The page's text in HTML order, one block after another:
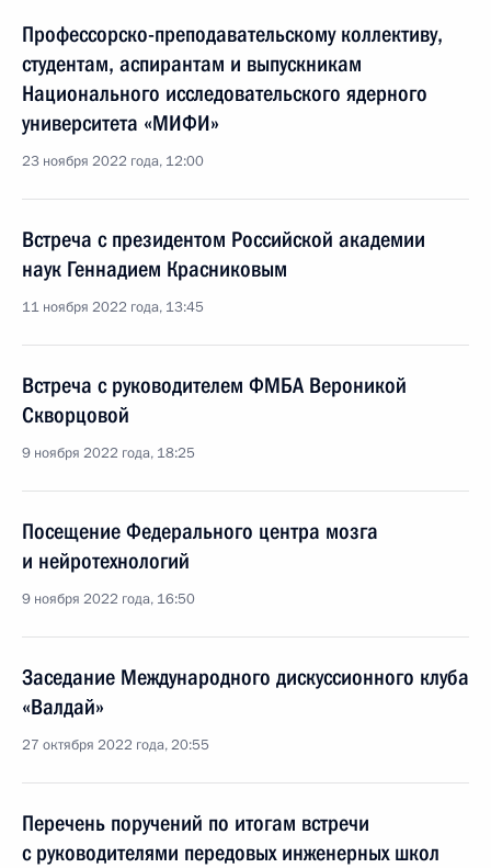
Профессорско-преподавательскому коллективу,
студентам, аспирантам и выпускникам
Национального исследовательского ядерного
университета «МИФИ»
23 ноября 2022 года, 12:00
Встреча с президентом Российской академии
наук Геннадием Красниковым
11 ноября 2022 года, 13:45
Встреча с руководителем ФМБА Вероникой
Скворцовой
9 ноября 2022 года, 18:25
Посещение Федерального центра мозга
и нейротехнологий
9 ноября 2022 года, 16:50
Заседание Международного дискуссионного клуба
«Валдай»
27 октября 2022 года, 20:55
Перечень поручений по итогам встречи
с руководителями передовых инженерных школ